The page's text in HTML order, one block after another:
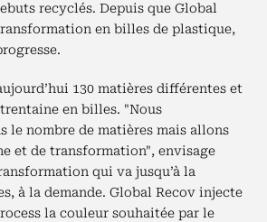
recyclés. Depuis que Global
en billes de plastique,
130 matières différentes et
en billes. "Nous
le nombre de matières mais allons
et de transformation", envisage
qui va jusqu’à la
à la demande. Global Recov injecte
la couleur souhaitée par le